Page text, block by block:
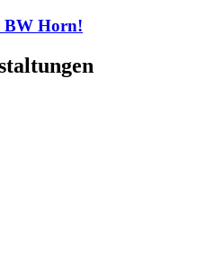
BW Horn!